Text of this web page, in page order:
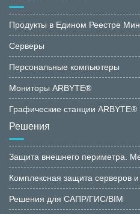
Продукты в Едином Реестре
Серверы
Персональные компьютеры
Мониторы ARBYTE®
Графические станции ARBYTE®
Решения
Защита внешнего периметра.
Комплексная защита серверов
Решения для САПР/ГИС/BIM